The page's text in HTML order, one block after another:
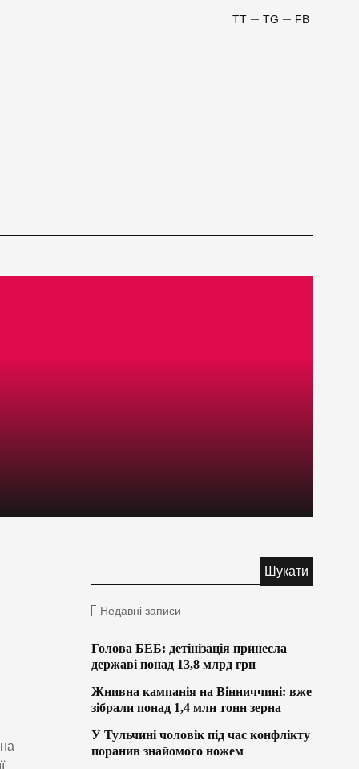
FB
TG
TT
Недавні записи
Голова БЕБ: детінізація принесла
державі понад 13,8 млрд грн
Жнивна кампанія на Вінниччині: вже
зібрали понад 1,4 млн тонн зерна
У Тульчині чоловік під час конфлікту
поранив знайомого ножем